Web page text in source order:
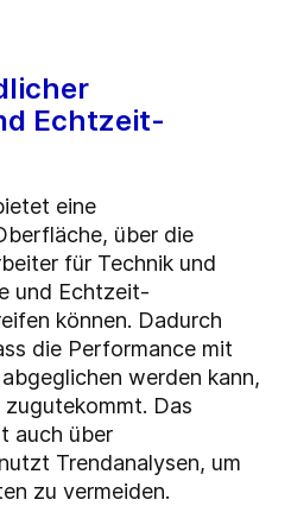
Echtzeit-
eine
über die
für Technik und
und Echtzeit-
können. Dadurch
die Performance mit
werden kann,
Das
auch über
Trendanalysen, um
zu vermeiden.